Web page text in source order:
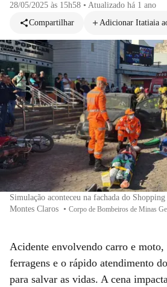
28/05/2025 às 15h58 • Atualizado há 1 ano
Compartilhar
Adicionar Itatiaia
Simulação aconteceu na fachada do
Montes Claros • Corpo de Bombeiros de Minas
Acidente envolvendo carro e moto,
ferragens e o rápido atendimento
para salvar as vidas. A cena